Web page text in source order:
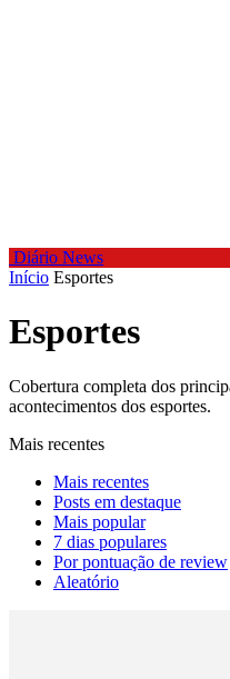
Diário News
Início Esportes
Esportes
Cobertura completa dos
acontecimentos dos esportes.
Mais recentes
Mais recentes
Posts em destaque
Mais popular
7 dias populares
Por pontuação de review
Aleatório